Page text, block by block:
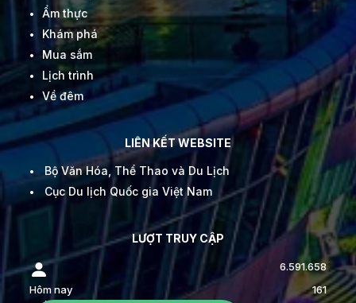
Ẩm thực
Khám phá
Mua sắm
Lịch trình
Về đêm
LIÊN KẾT WEBSITE
Bộ Văn Hóa, Thể Thao và Du Lịch
Cục Du lịch Quốc gia Việt Nam
LƯỢT TRUY CẬP
6.591.658
Hôm nay
161